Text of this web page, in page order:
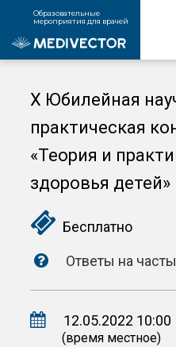
Образовательные
мероприятия для врачей
X Юбилейная
практическая
«Теория и
здоровья детей»
Бесплатно
Ответы на
12.05.2022 10:00
(время местное)